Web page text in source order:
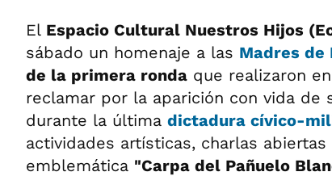
El Espacio Cultural Nuestros Hijos
sábado un homenaje a las Madres de
de la primera ronda que realizaron
reclamar por la aparición con vida de
durante la última dictadura cívico-
actividades artísticas, charlas
emblemática "Carpa del Pañuelo